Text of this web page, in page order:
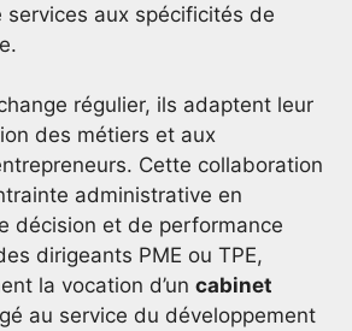
services aux spécificités de
régulier, ils adaptent leur
des métiers et aux
Cette collaboration
administrative en
décision et de performance
dirigeants PME ou TPE,
la vocation d’un cabinet
au service du développement